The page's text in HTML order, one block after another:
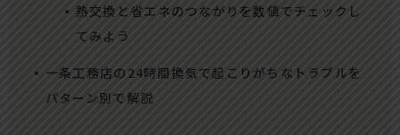
熱交換と省エネのつながりを数値でチェックし
てみよう
一条工務店の24時間換気で起こりがちなトラブルを
パターン別で解説